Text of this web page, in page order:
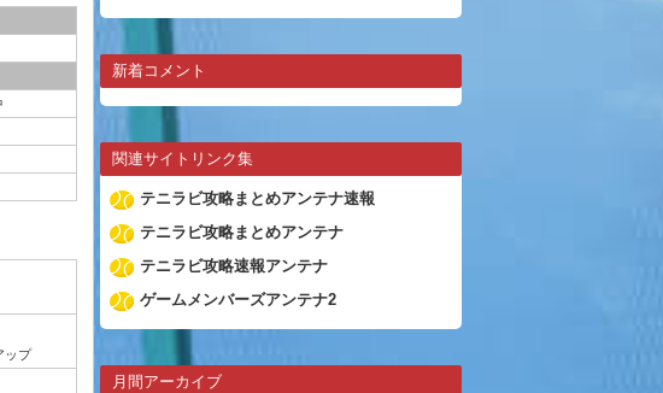
ップ
新着コメント
関連サイトリンク集
テニラビ攻略まとめアンテナ速報
テニラビ攻略まとめアンテナ
テニラビ攻略速報アンテナ
ゲームメンバーズアンテナ2
月間アーカイブ